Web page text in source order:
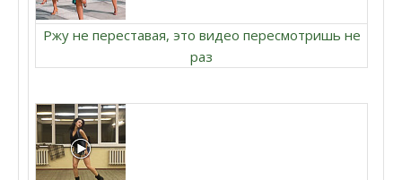
Ржу не переставая, это видео пересмотришь не
раз